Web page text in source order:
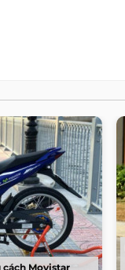
cách Movistar